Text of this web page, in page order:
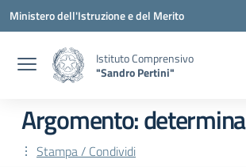
Vai ai contenuti
Vai al menu di navigazione
Vai al footer
Ministero dell'Istruzione e del Merito
Istituto Comprensivo
"Sandro Pertini"
Argomento: determina
Stampa / Condividi